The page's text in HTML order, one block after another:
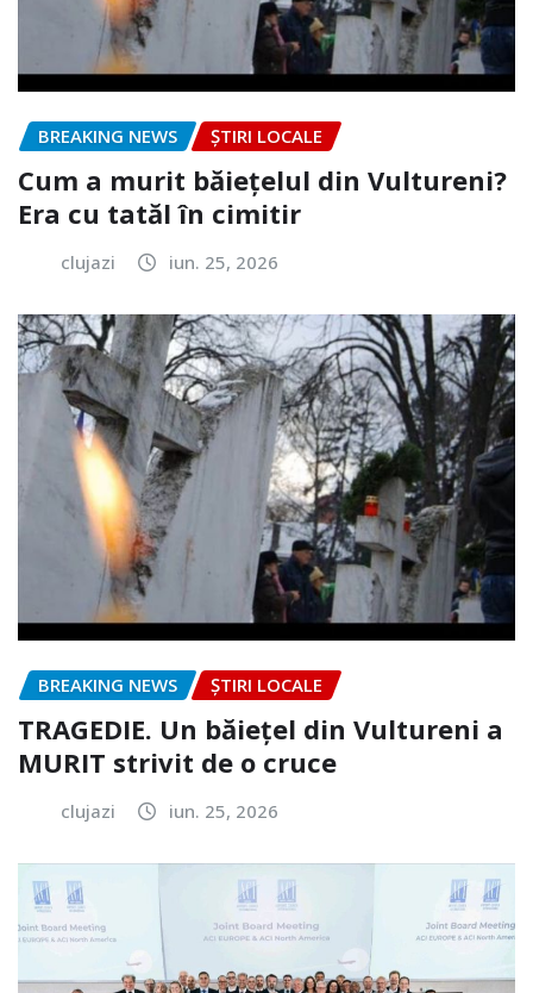
BREAKING NEWS ȘTIRI LOCALE
Cum a murit băiețelul din Vultureni?
Era cu tatăl în cimitir
clujazi iun. 25, 2026
BREAKING NEWS ȘTIRI LOCALE
TRAGEDIE. Un băiețel din Vultureni a
MURIT strivit de o cruce
clujazi iun. 25, 2026